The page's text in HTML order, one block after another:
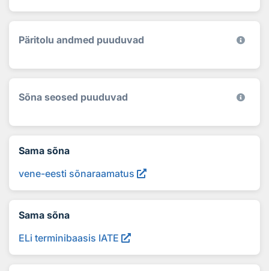
Päritolu andmed puuduvad
Sõna seosed puuduvad
Sama sõna
vene-eesti sõnaraamatus
Sama sõna
ELi terminibaasis IATE